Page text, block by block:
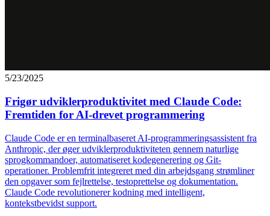
5/23/2025
Frigør udviklerproduktivitet med Claude Code:
Fremtiden for AI-drevet programmering
Claude Code er en terminalbaseret AI-programmeringsassistent fra
Anthropic, der øger udviklerproduktiviteten gennem naturlige
sprogkommandoer, automatiseret kodegenerering og Git-
operationer. Problemfrit integreret med din arbejdsgang strømliner
den opgaver som fejlrettelse, testoprettelse og dokumentation.
Claude Code revolutionerer kodning med intelligent,
kontekstbevidst support.